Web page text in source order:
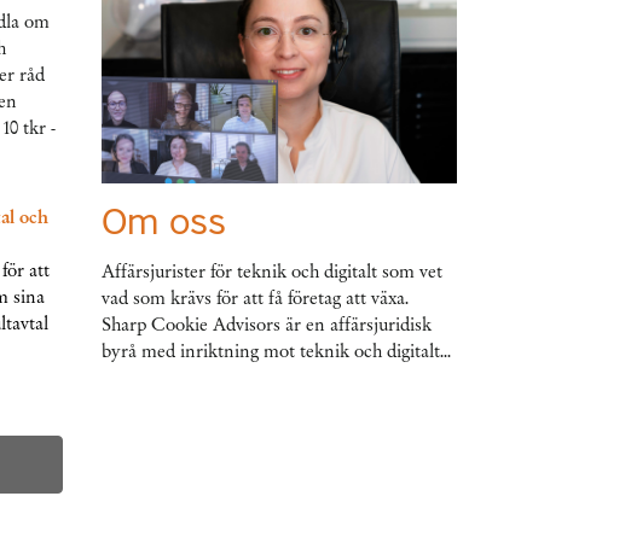
om
råd
tkr -
och
att
sina
Om oss
Affärsjurister för teknik och digitalt som vet
vad som krävs för att få företag att växa.
Sharp Cookie Advisors är en affärsjuridisk
byrå med inriktning mot teknik och digitalt...